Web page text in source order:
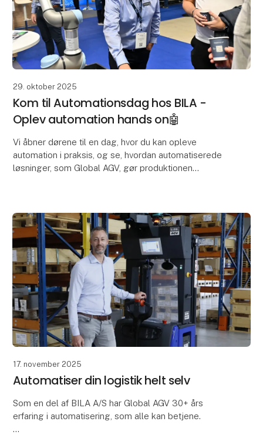
29. oktober 2025
Kom til Automationsdag hos BILA -
Oplev automation hands on🤖
Vi åbner dørene til en dag, hvor du kan opleve
automation i praksis, og se, hvordan automatiserede
løsninger, som Global AGV, gør produktionen
17. november 2025
Automatiser din logistik helt selv
Som en del af BILA A/S har Global AGV 30+ års
erfaring i automatisering, som alle kan betjene.